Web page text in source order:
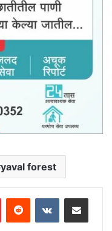
yaval forest
PinterestReddit VKontakteShare via Email